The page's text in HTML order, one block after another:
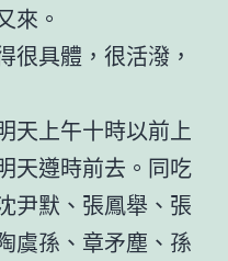
來。
很具體，很活潑，
天上午十時以前上
天遵時前去。同吃
尹默、張鳳舉、張
虞孫、章矛塵、孫